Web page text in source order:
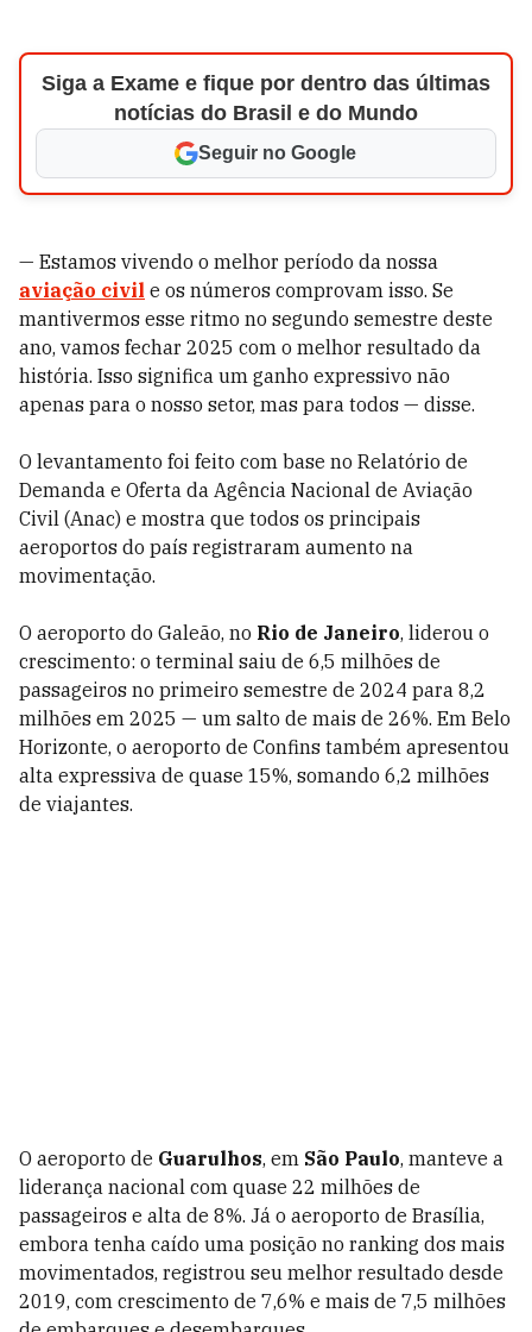
Siga a Exame e fique por dentro das últimas
notícias do Brasil e do Mundo
Seguir no Google
— Estamos vivendo o melhor período da nossa
aviação civil e os números comprovam isso. Se
mantivermos esse ritmo no segundo semestre deste
ano, vamos fechar 2025 com o melhor resultado da
história. Isso significa um ganho expressivo não
apenas para o nosso setor, mas para todos — disse.
O levantamento foi feito com base no Relatório de
Demanda e Oferta da Agência Nacional de Aviação
Civil (Anac) e mostra que todos os principais
aeroportos do país registraram aumento na
movimentação.
O aeroporto do Galeão, no Rio de Janeiro, liderou o
crescimento: o terminal saiu de 6,5 milhões de
passageiros no primeiro semestre de 2024 para 8,2
milhões em 2025 — um salto de mais de 26%. Em Belo
Horizonte, o aeroporto de Confins também apresentou
alta expressiva de quase 15%, somando 6,2 milhões
de viajantes.
O aeroporto de Guarulhos, em São Paulo, manteve a
liderança nacional com quase 22 milhões de
passageiros e alta de 8%. Já o aeroporto de Brasília,
embora tenha caído uma posição no ranking dos mais
movimentados, registrou seu melhor resultado desde
2019, com crescimento de 7,6% e mais de 7,5 milhões